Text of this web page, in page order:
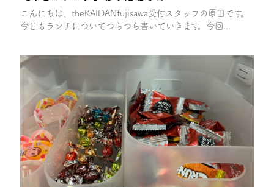
こんにちは、theKAIDANfujisawa受付スタッフの原田です。
今日もランチについてつらつら書いていきます。今回...